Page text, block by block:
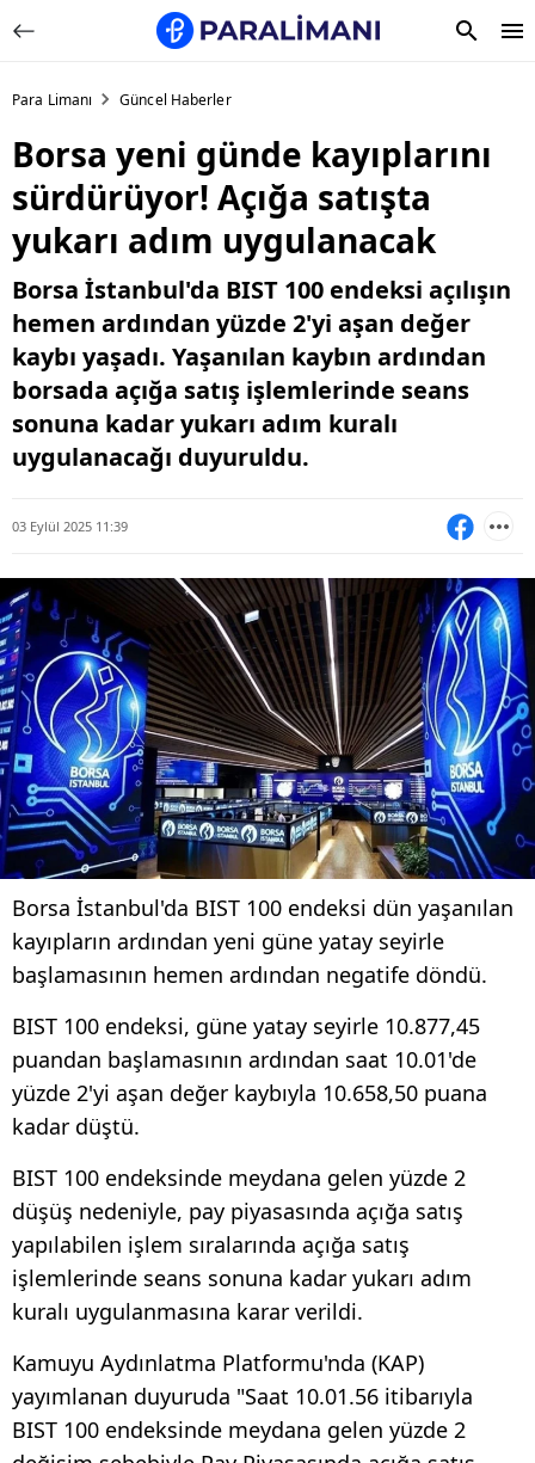
Para Limanı Güncel Haberler
Borsa yeni günde kayıplarını
sürdürüyor! Açığa satışta
yukarı adım uygulanacak
Borsa İstanbul'da BIST 100 endeksi açılışın
hemen ardından yüzde 2'yi aşan değer
kaybı yaşadı. Yaşanılan kaybın ardından
borsada açığa satış işlemlerinde seans
sonuna kadar yukarı adım kuralı
uygulanacağı duyuruldu.
03 Eylül 2025 11:39
Borsa İstanbul'da BIST 100 endeksi dün yaşanılan
kayıpların ardından yeni güne yatay seyirle
başlamasının hemen ardından negatife döndü.
BIST 100 endeksi, güne yatay seyirle 10.877,45
puandan başlamasının ardından saat 10.01'de
yüzde 2'yi aşan değer kaybıyla 10.658,50 puana
kadar düştü.
BIST 100 endeksinde meydana gelen yüzde 2
düşüş nedeniyle, pay piyasasında açığa satış
yapılabilen işlem sıralarında açığa satış
işlemlerinde seans sonuna kadar yukarı adım
kuralı uygulanmasına karar verildi.
Kamuyu Aydınlatma Platformu'nda (KAP)
yayımlanan duyuruda "Saat 10.01.56 itibarıyla
BIST 100 endeksinde meydana gelen yüzde 2